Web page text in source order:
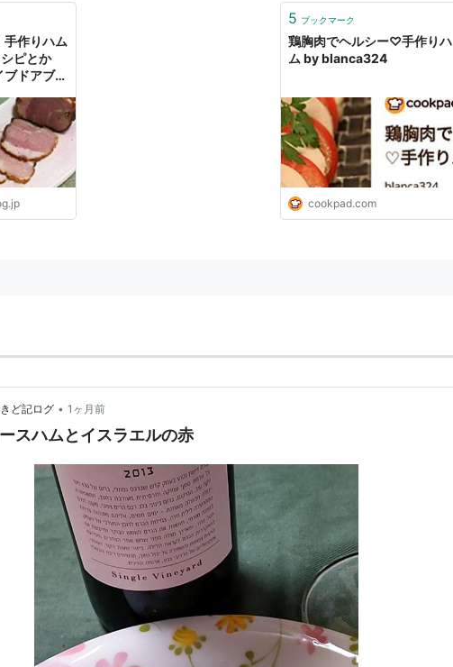
手作りハム
ピとか
ドアブロ
5 ブックマーク
鶏胸肉でヘルシー♡手作りハ
ム by blanca324
cookpad.com
ど記ログ • 1ヶ月前
スハムとイスラエルの赤